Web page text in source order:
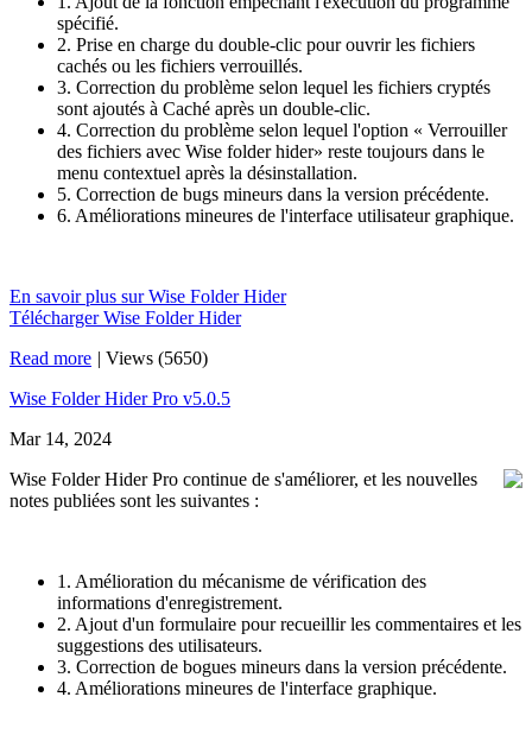
spécifié.
2. Prise en charge du double-clic pour ouvrir les fichiers
cachés ou les fichiers verrouillés.
3. Correction du problème selon lequel les fichiers cryptés
sont ajoutés à Caché après un double-clic.
4. Correction du problème selon lequel l'option « Verrouiller
des fichiers avec Wise folder hider» reste toujours dans le
menu contextuel après la désinstallation.
5. Correction de bugs mineurs dans la version précédente.
6. Améliorations mineures de l'interface utilisateur graphique.
En savoir plus sur Wise Folder Hider
Télécharger Wise Folder Hider
Read more | Views (5650)
Wise Folder Hider Pro v5.0.5
Mar 14, 2024
Wise Folder Hider Pro continue de s'améliorer, et les nouvelles
notes publiées sont les suivantes :
1. Amélioration du mécanisme de vérification des
informations d'enregistrement.
2. Ajout d'un formulaire pour recueillir les commentaires et les
suggestions des utilisateurs.
3. Correction de bogues mineurs dans la version précédente.
4. Améliorations mineures de l'interface graphique.